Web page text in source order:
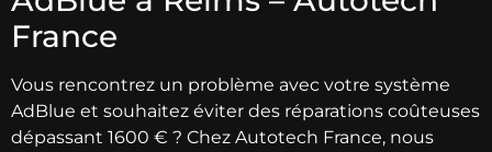
France
Vous rencontrez un problème avec votre système
AdBlue et souhaitez éviter des réparations coûteuses
dépassant 1600 € ? Chez Autotech France, nous